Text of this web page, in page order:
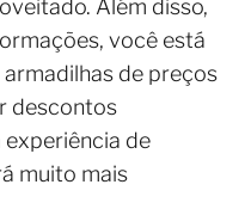
Além disso,
você está
de preços
descontos
experiência de
muito mais